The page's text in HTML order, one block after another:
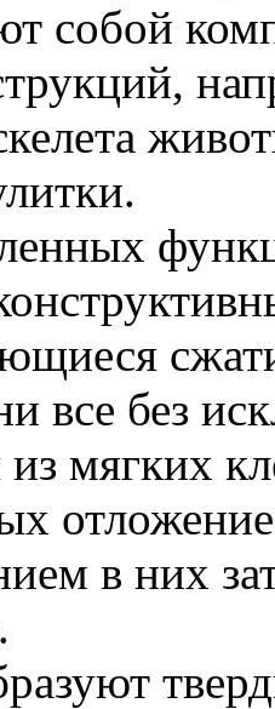
собой
все без
мягких
в них